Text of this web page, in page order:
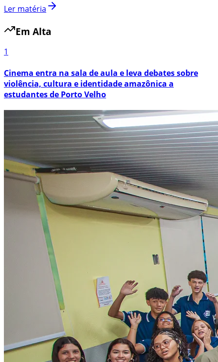
Ler matéria
Em Alta
1
Cinema entra na sala de aula e leva debates sobre
violência, cultura e identidade amazônica a
estudantes de Porto Velho